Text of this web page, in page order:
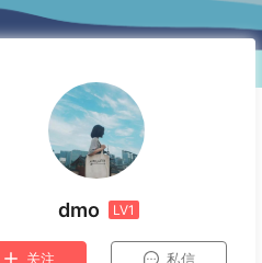
dmo LV1
关注 私信